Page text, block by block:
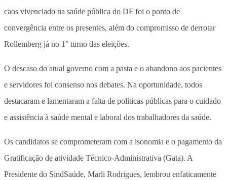
caos vivenciado na saúde pública do DF foi o ponto de
convergência entre os presentes, além do compromisso de derrotar
Rollemberg já no 1° turno das eleições.
O descaso do atual governo com a pasta e o abandono aos pacientes
e servidores foi consenso nos debates. Na oportunidade, todos
destacaram e lamentaram a falta de políticas públicas para o cuidado
e assistência à saúde mental e laboral dos trabalhadores da saúde.
Os candidatos se comprometeram com a isonomia e o pagamento da
Gratificação de atividade Técnico-Administrativa (Gata). A
Presidente do SindSaúde, Marli Rodrigues, lembrou enfaticamente